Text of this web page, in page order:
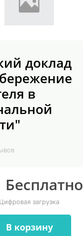
доклад
в
Бесплатно
Цифровая загрузка
В корзину